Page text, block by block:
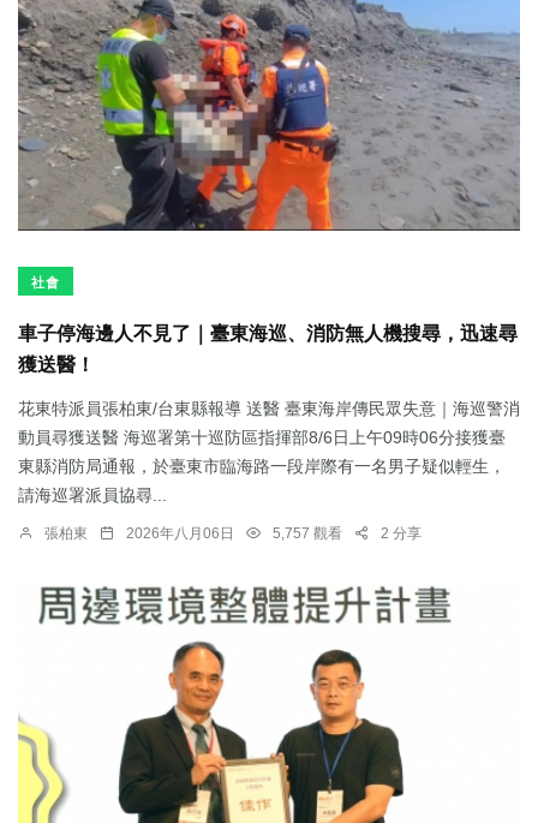
社會
車子停海邊人不見了｜臺東海巡、消防無人機搜尋，迅速尋
獲送醫！
花東特派員張柏東/台東縣報導 送醫 臺東海岸傳民眾失意｜海巡警消
動員尋獲送醫 海巡署第十巡防區指揮部8/6日上午09時06分接獲臺
東縣消防局通報，於臺東市臨海路一段岸際有一名男子疑似輕生，
請海巡署派員協尋...
張柏東 2026年八月06日 5,757 觀看 2 分享